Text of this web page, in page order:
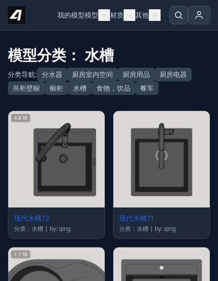
Skip to content
我的模型模型 材质 其他
模型分类： 水槽
分类导航: 分水器 厨房室内空间 厨房用品
厨房电器
吊柜壁橱
橱柜 水槽 食物，饮品 餐车
4.8 M
现代水槽72
分类：水槽 | by: qing
现代水槽71
分类：水槽 | by: qing
1.1 M